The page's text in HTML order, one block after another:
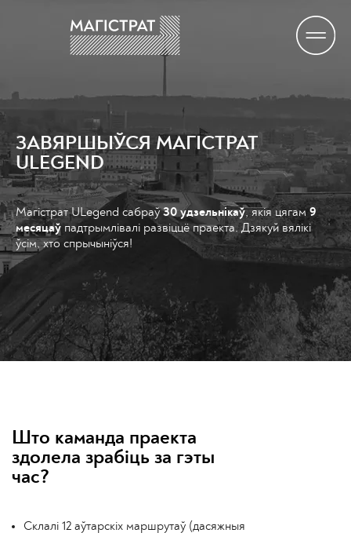
ЗАВЯРШЫЎСЯ МАГІСТРАТ
ULEGEND
Магістрат ULegend сабраў30 удзельнікаў, якія цягам9
месяцаўпадтрымлівалі развіццё праекта. Дзякуй вялікі
ўсім, хто спрычыніўся!
Што каманда праекта
здолела зрабіць за гэты
час?
Склалі 12 аўтарскіх маршрутаў (дасяжныя